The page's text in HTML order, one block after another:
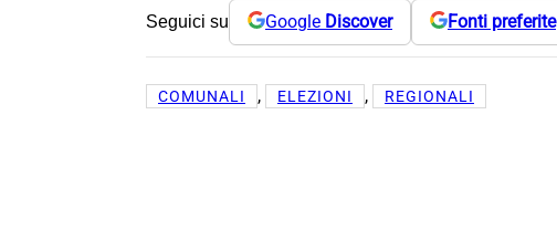
Seguici su Google Discover Fonti preferite
COMUNALI , ELEZIONI , REGIONALI